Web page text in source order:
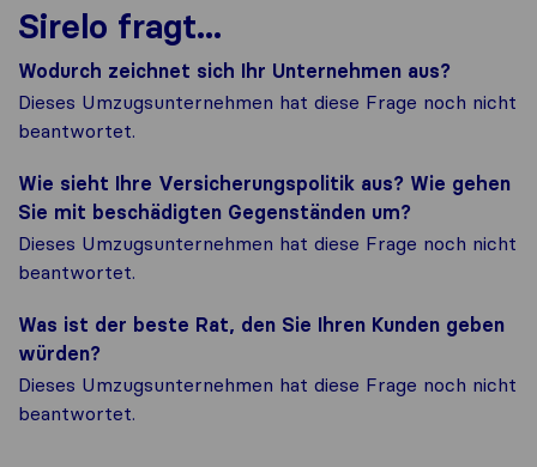
Sirelo fragt...
Wodurch zeichnet sich Ihr Unternehmen aus?
Dieses Umzugsunternehmen hat diese Frage noch nicht
beantwortet.
Wie sieht Ihre Versicherungspolitik aus? Wie gehen
Sie mit beschädigten Gegenständen um?
Dieses Umzugsunternehmen hat diese Frage noch nicht
beantwortet.
Was ist der beste Rat, den Sie Ihren Kunden geben
würden?
Dieses Umzugsunternehmen hat diese Frage noch nicht
beantwortet.